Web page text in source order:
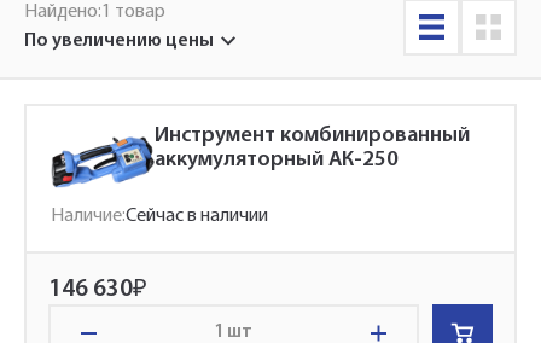
Найдено:1 товар
по увеличению цены
Инструмент комбинированный
аккумуляторный АК-250
Наличие:Сейчас в наличии
146 630₽
шт